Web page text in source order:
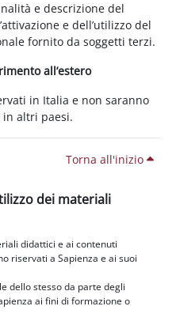
e descrizione del
e dell’utilizzo del
fornito da soggetti terzi.
all’estero
in Italia e non saranno
altri paesi.
Torna all'inizio
dei materiali
didattici e ai contenuti
riservati a Sapienza e ai suoi
dello stesso da parte degli
ai fini di formazione o